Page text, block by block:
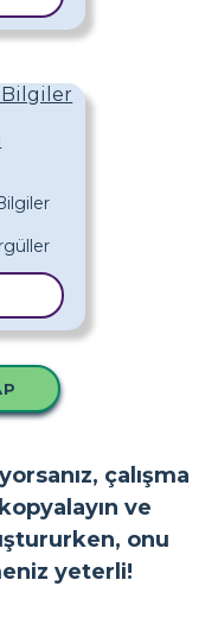
çalışma
ve
onu
yeterli!